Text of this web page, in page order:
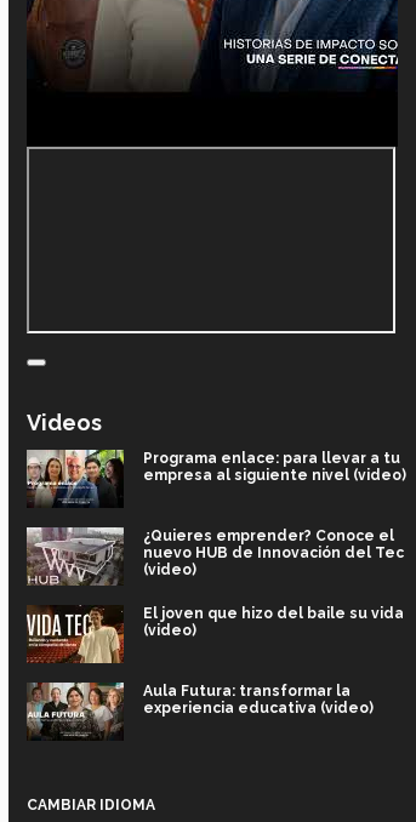
Videos
Programa enlace: para llevar a tu
empresa al siguiente nivel (video)
¿Quieres emprender? Conoce el
nuevo HUB de Innovación del Tec
(video)
El joven que hizo del baile su vida
(video)
Aula Futura: transformar la
experiencia educativa (video)
CAMBIAR IDIOMA